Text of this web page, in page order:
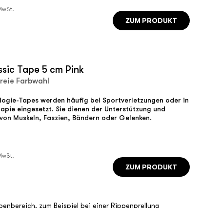
ZUM PRODUKT
Tape 5 cm Pink
Farbwahl
Tapes werden häufig bei Sportverletzungen oder in
eingesetzt. Sie dienen der Unterstützung und
Muskeln, Faszien, Bändern oder Gelenken.
ZUM PRODUKT
zum Beispiel bei einer Rippenprellung